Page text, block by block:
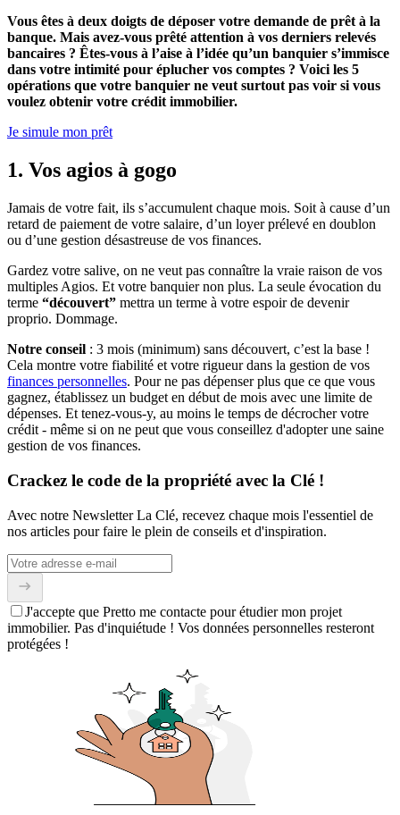
Vous êtes à deux doigts de déposer votre demande de prêt à la
banque. Mais avez-vous prêté attention à vos derniers relevés
bancaires ? Êtes-vous à l’aise à l’idée qu’un banquier s’immisce
dans votre intimité pour éplucher vos comptes ? Voici les 5
opérations que votre banquier ne veut surtout pas voir si vous
voulez obtenir votre crédit immobilier.
Je simule mon prêt
1. Vos agios à gogo
Jamais de votre fait, ils s’accumulent chaque mois. Soit à cause d’un
retard de paiement de votre salaire, d’un loyer prélevé en doublon
ou d’une gestion désastreuse de vos finances.
Gardez votre salive, on ne veut pas connaître la vraie raison de vos
multiples Agios. Et votre banquier non plus. La seule évocation du
terme “découvert” mettra un terme à votre espoir de devenir
proprio. Dommage.
Notre conseil : 3 mois (minimum) sans découvert, c’est la base !
Cela montre votre fiabilité et votre rigueur dans la gestion de vos
finances personnelles. Pour ne pas dépenser plus que ce que vous
gagnez, établissez un budget en début de mois avec une limite de
dépenses. Et tenez-vous-y, au moins le temps de décrocher votre
crédit - même si on ne peut que vous conseillez d'adopter une saine
gestion de vos finances.
Crackez le code de la propriété avec la Clé !
Avec notre Newsletter La Clé, recevez chaque mois l'essentiel de
nos articles pour faire le plein de conseils et d'inspiration.
J'accepte que Pretto me contacte pour étudier mon projet
immobilier. Pas d'inquiétude ! Vos données personnelles resteront
protégées !